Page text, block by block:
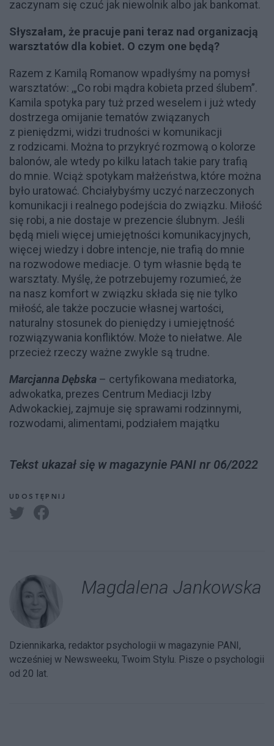
zaczynam się czuć jak niewolnik albo jak bankomat.
Słyszałam, że pracuje pani teraz nad organizacją
warsztatów dla kobiet. O czym one będą?
Razem z Kamilą Romanow wpadłyśmy na pomysł
warsztatów: ,„Co robi mądra kobieta przed ślubem”.
Kamila spotyka pary tuż przed weselem i już wtedy
dostrzega omijanie tematów związanych
z pieniędzmi, widzi trudności w komunikacji
z rodzicami. Można to przykryć rozmową o kolorze
balonów, ale wtedy po kilku latach takie pary trafią
do mnie. Wciąż spotykam małżeństwa, które można
było uratować. Chciałybyśmy uczyć narzeczonych
komunikacji i realnego podejścia do związku. Miłość
się robi, a nie dostaje w prezencie ślubnym. Jeśli
będą mieli więcej umiejętności komunikacyjnych,
więcej wiedzy i dobre intencje, nie trafią do mnie
na rozwodowe mediacje. O tym własnie będą te
warsztaty. Myślę, że potrzebujemy rozumieć, że
na nasz komfort w związku składa się nie tylko
miłość, ale także poczucie własnej wartości,
naturalny stosunek do pieniędzy i umiejętność
rozwiązywania konfliktów. Może to niełatwe. Ale
przecież rzeczy ważne zwykle są trudne.
Marcjanna Dębska – certyfikowana mediatorka,
adwokatka, prezes Centrum Mediacji Izby
Adwokackiej, zajmuje się sprawami rodzinnymi,
rozwodami, alimentami, podziałem majątku
Tekst ukazał się w magazynie PANI nr 06/2022
UDOSTĘPNIJ
Magdalena Jankowska
Dziennikarka, redaktor psychologii w magazynie PANI,
wcześniej w Newsweeku, Twoim Stylu. Pisze o psychologii
od 20 lat.